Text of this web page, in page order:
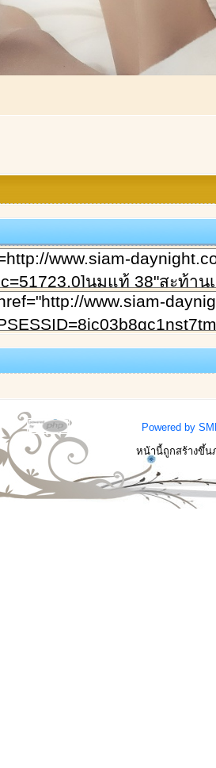
Powered by
หน้านี้ถูกสร้างขึ้น